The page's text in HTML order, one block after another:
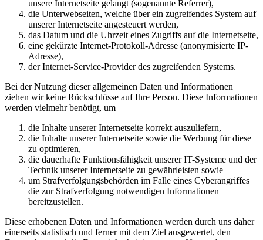
unsere Internetseite gelangt (sogenannte Referrer),
die Unterwebseiten, welche über ein zugreifendes System auf
unserer Internetseite angesteuert werden,
das Datum und die Uhrzeit eines Zugriffs auf die Internetseite,
eine gekürzte Internet-Protokoll-Adresse (anonymisierte IP-
Adresse),
der Internet-Service-Provider des zugreifenden Systems.
Bei der Nutzung dieser allgemeinen Daten und Informationen
ziehen wir keine Rückschlüsse auf Ihre Person. Diese Informationen
werden vielmehr benötigt, um
die Inhalte unserer Internetseite korrekt auszuliefern,
die Inhalte unserer Internetseite sowie die Werbung für diese
zu optimieren,
die dauerhafte Funktionsfähigkeit unserer IT-Systeme und der
Technik unserer Internetseite zu gewährleisten sowie
um Strafverfolgungsbehörden im Falle eines Cyberangriffes
die zur Strafverfolgung notwendigen Informationen
bereitzustellen.
Diese erhobenen Daten und Informationen werden durch uns daher
einerseits statistisch und ferner mit dem Ziel ausgewertet, den